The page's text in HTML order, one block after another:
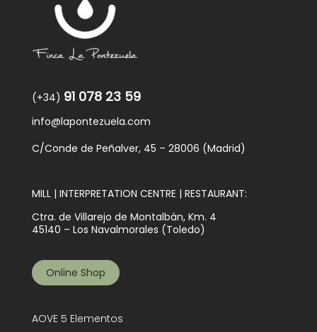
(+34) 91 078 23 59
info@lapontezuela.com
C/Conde de Peñalver, 45 – 28006 (Madrid)
MILL | INTERPRETATION CENTRE | RESTAURANT:
Ctra. de Villarejo de Montalbán, Km. 4
45140 – Los Navalmorales (Toledo)
Online Shop
AOVE 5 Elementos